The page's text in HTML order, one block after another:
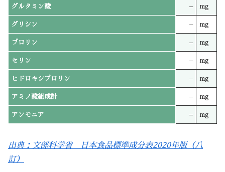
グルタミン酸 – mg
グリシン – mg
プロリン – mg
セリン – mg
ヒドロキシプロリン – mg
アミノ酸組成計 – mg
アンモニア – mg
出典：文部科学省 日本食品標準成分表2020年版（八
訂）